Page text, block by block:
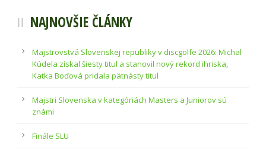
NAJNOVŠIE ČLÁNKY
Majstrovstvá Slovenskej republiky v discgolfe 2026: Michal
Kúdela získal šiesty titul a stanovil nový rekord ihriska,
Katka Boďová pridala pätnásty titul
Majstri Slovenska v kategóriách Masters a Juniorov sú
známi
Finále SLU